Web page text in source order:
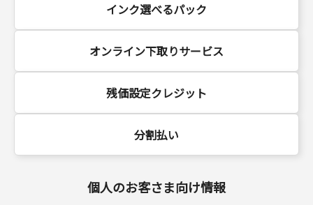
インク選べるパック
オンライン下取りサービス
残価設定クレジット
分割払い
個人のお客さま向け情報